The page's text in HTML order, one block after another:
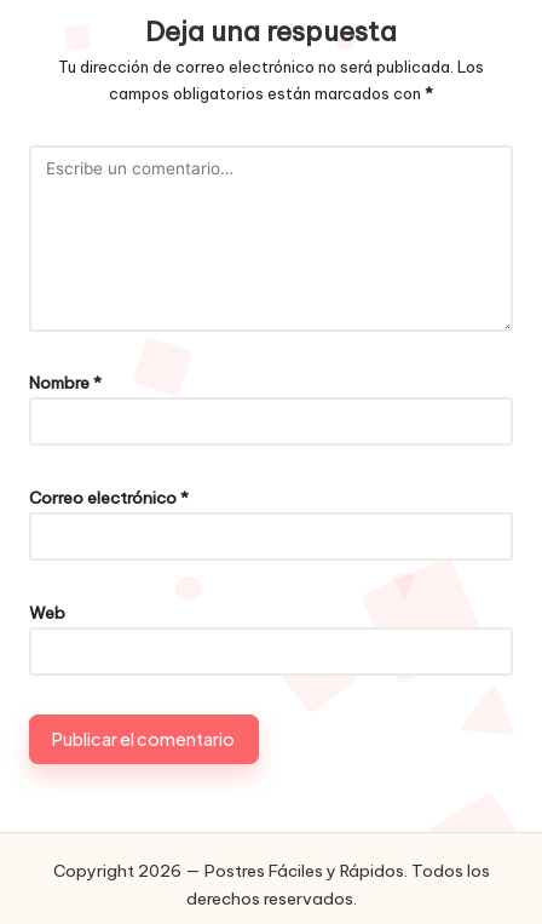
Deja una respuesta
Tu dirección de correo electrónico no será publicada. Los
campos obligatorios están marcados con *
Nombre*
Correo electrónico*
Web
Copyright 2026 — Postres Fáciles y Rápidos. Todos los
derechos reservados.